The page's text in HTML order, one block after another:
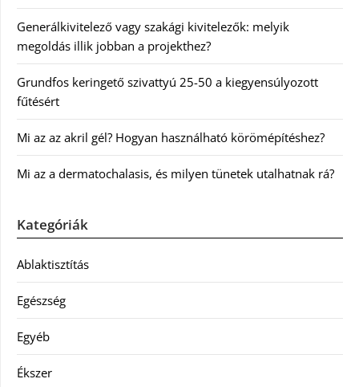
Generálkivitelező vagy szakági kivitelezők: melyik
megoldás illik jobban a projekthez?
Grundfos keringető szivattyú 25-50 a kiegyensúlyozott
fűtésért
Mi az az akril gél? Hogyan használható körömépítéshez?
Mi az a dermatochalasis, és milyen tünetek utalhatnak rá?
Kategóriák
Ablaktisztítás
Egészség
Egyéb
Ékszer